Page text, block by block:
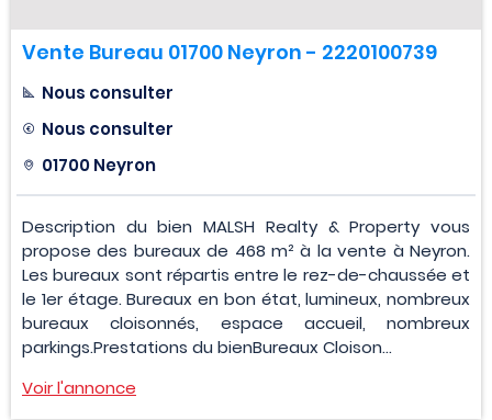
Vente Bureau 01700 Neyron - 2220100739
Nous consulter
Nous consulter
01700 Neyron
Description du bien MALSH Realty & Property vous
propose des bureaux de 468 m² à la vente à Neyron.
Les bureaux sont répartis entre le rez-de-chaussée et
le 1er étage. Bureaux en bon état, lumineux, nombreux
bureaux cloisonnés, espace accueil, nombreux
parkings.Prestations du bienBureaux Cloison...
Voir l'annonce